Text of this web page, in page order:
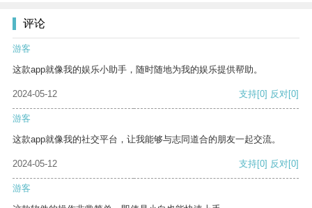
评论
游客
这款app就像我的娱乐小助手，随时随地为我的娱乐提供帮助。
2024-05-12 支持[0] 反对[0]
游客
这款app就像我的社交平台，让我能够与志同道合的朋友一起交流。
2024-05-12 支持[0] 反对[0]
游客